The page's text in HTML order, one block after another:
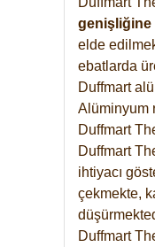
genişliğine
elde
ebatlarda
Duffmart
Alüminyum
Duffmart
Duffmart
ihtiyacı
çekmekte,
Duffmart